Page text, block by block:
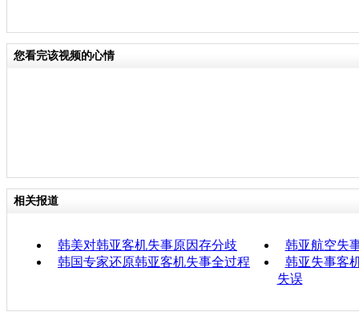
您看完该视频的心情
相关报道
韩美对韩亚客机失事原因存分歧
韩亚航空失
韩国专家还原韩亚客机失事全过程
韩亚失事客
失误